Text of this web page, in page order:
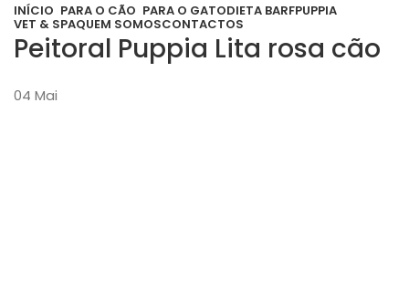
INÍCIO PARA O CÃO PARA O GATODIETA BARFPUPPIA
VET & SPAQUEM SOMOSCONTACTOS
Peitoral Puppia Lita rosa cão
04 Mai